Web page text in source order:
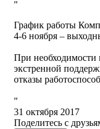
График работы
4-6 ноября –
При необходимости
экстренной
отказы
31 октября 2017
Поделитесь с